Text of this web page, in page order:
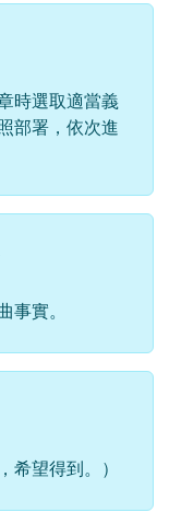
時選取適當義
部署，依次進
實。
希望得到。）